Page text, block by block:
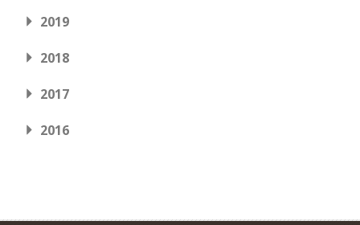
2019
2018
2017
2016